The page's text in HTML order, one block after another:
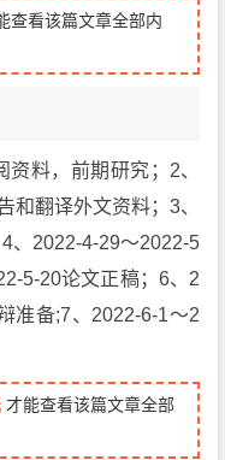
查看该篇文章全部内
料，前期研究；2、
和翻译外文资料；3、
、2022-4-29～2022-5
5-20论文正稿；6、2
准备;7、2022-6-1～2
才能查看该篇文章全部